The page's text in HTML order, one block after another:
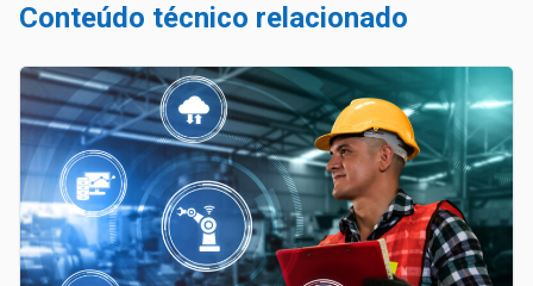
Conteúdo técnico relacionado